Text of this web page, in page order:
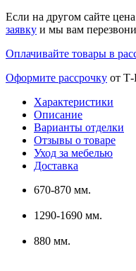
Если на другом сайте
заявку и мы вам
Оплачивайте товары в
Оформите рассрочку от
Характеристики
Описание
Варианты отделки
Отзывы о товаре
Уход за мебелью
Доставка
670-870 мм.
1290-1690 мм.
880 мм.